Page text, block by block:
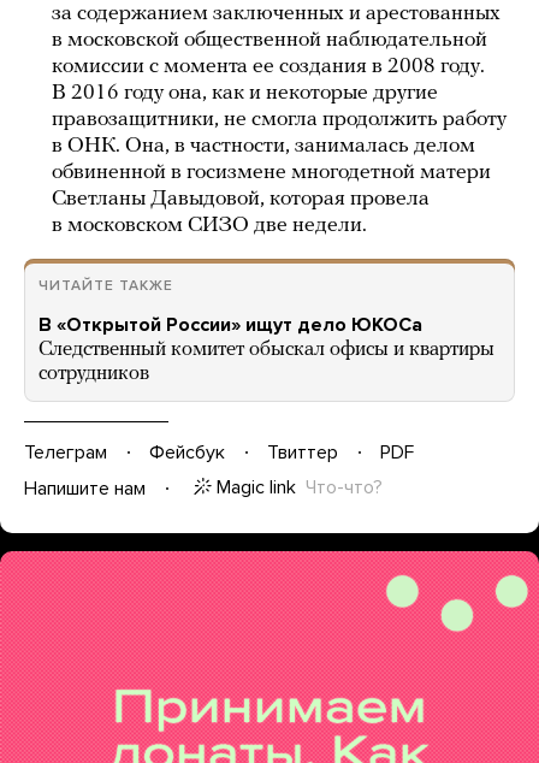
за содержанием заключенных и арестованных
в московской общественной наблюдательной
комиссии с момента ее создания в 2008 году.
В 2016 году она, как и некоторые другие
правозащитники, не смогла продолжить работу
в ОНК. Она, в частности, занималась делом
обвиненной в госизмене многодетной матери
Светланы Давыдовой, которая провела
в московском СИЗО две недели.
ЧИТАЙТЕ ТАКЖЕ
В «Открытой России» ищут дело ЮКОСа
Следственный комитет обыскал офисы и квартиры
сотрудников
Телеграм Фейсбук Твиттер
PDF
Напишите нам
Magic link Что-что?